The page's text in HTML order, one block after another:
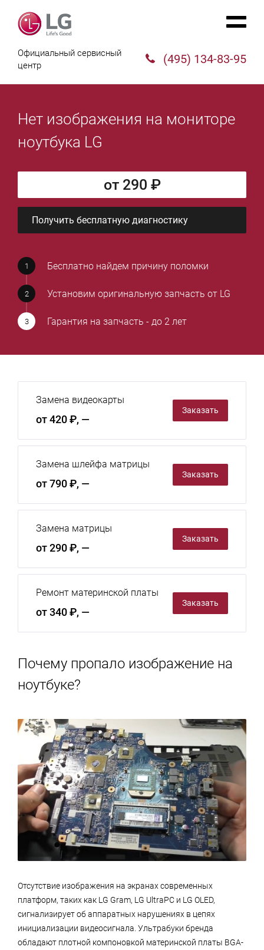
Официальный сервисный
центр
(495) 134-83-95
Нет изображения на мониторе
ноутбука LG
от 290 ₽
Получить бесплатную диагностику
Бесплатно найдем причину поломки
Установим оригинальную запчасть от LG
Гарантия на запчасть - до 2 лет
Замена видеокарты
от 420 ₽, —
Заказать
Замена шлейфа матрицы
от 790 ₽, —
Заказать
Замена матрицы
от 290 ₽, —
Заказать
Ремонт материнской платы
от 340 ₽, —
Заказать
Почему пропало изображение на
ноутбуке?
Отсутствие изображения на экранах современных
платформ, таких как LG Gram, LG UltraPC и LG OLED,
сигнализирует об аппаратных нарушениях в цепях
инициализации видеосигнала. Ультрабуки бренда
обладают плотной компоновкой материнской платы BGA-